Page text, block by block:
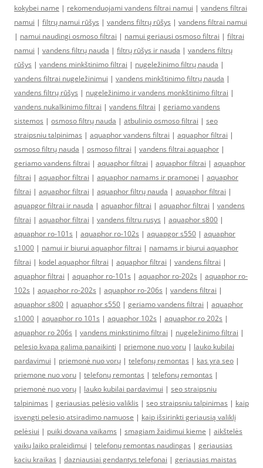
kokybei name | rekomenduojami vandens filtrai namui | vandens filtrai
namui | filtrų namui rūšys | vandens filtrų rūšys | vandens filtrai namui
| namui naudingi osmoso filtrai | namui geriausi osmoso filtrai | filtrai
namui | vandens filtrų nauda | filtrų rūšys ir nauda | vandens filtrų
rūšys | vandens minkštinimo filtrai | nugeležinimo filtrų nauda |
vandens filtrai nugeležinimui | vandens minkštinimo filtrų nauda |
vandens filtrų rūšys | nugeležinimo ir vandens monkštinimo filtrai |
vandens nukalkinimo filtrai | vandens filtrai | geriamo vandens
sistemos | osmoso filtrų nauda | atbulinio osmoso filtrai | seo
straipsniu talpinimas | aquaphor vandens filtrai | aquaphor filtrai |
osmoso filtrų nauda | osmoso filtrai | vandens filtrai aquaphor |
geriamo vandens filtrai | aquaphor filtrai | aquaphor filtrai | aquaphor
filtrai | aquaphor filtrai | aquaphor namams ir pramonei | aquaphor
filtrai | aquaphor filtrai | aquaphor filtrų nauda | aquaphor filtrai |
aquapgor filtrai ir nauda | aquaphor filtrai | aquaphor filtrai | vandens
filtrai | aquaphor filtrai | vandens filtru rusys | aquaphor s800 |
aquaphor ro-101s | aquaphor ro-102s | aquapgor s550 | aquaphor
s1000 | namui ir biurui aquaphor filtrai | namams ir biurui aquaphor
filtrai | kodel aquaphor filtrai | aquaphor filtrai | vandens filtrai |
aquaphor filtrai | aquaphor ro-101s | aquaphor ro-202s | aquaphor ro-
102s | aquaphor ro-202s | aquaphor ro-206s | vandens filtrai |
aquaphor s800 | aquaphor s550 | geriamo vandens filtrai | aquaphor
s1000 | aquaphor ro 101s | aquaphor 102s | aquaphor ro 202s |
aquaphor ro 206s | vandens minkstinimo filtrai | nugeležinimo filtrai |
pelesio kvapa galima panaikinti | priemone nuo voru | lauko kubilai
pardavimui | priemonė nuo vorų | telefonų remontas | kas yra seo |
priemone nuo voru | telefonų remontas | telefonų remontas |
priemonė nuo vorų | lauko kubilai pardavimui | seo straipsniu
talpinimas | geriausias pelėsio valiklis | seo straipsniu talpinimas | kaip
isvengti pelesio atsiradimo namuose | kaip išsirinkti geriausią valiklį
pelėsiui | puiki dovana vaikams | smagiam žaidimui kieme | aikštelės
vaikų laiko praleidimui | telefonų remontas naudingas | geriausias
kaciu kraikas | dazniausiai gendantys telefonai | geriausias maistas